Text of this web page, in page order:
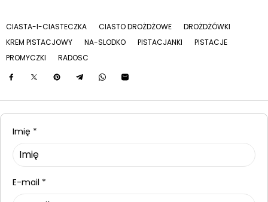
CIASTA-I-CIASTECZKA CIASTO DROŻDŻOWE
DROŻDŻÓWKI
KREM PISTACJOWY
NA-SLODKO PISTACJANKI
PISTACJE
PROMYCZKI
RADOSC
Imię *
E-mail *